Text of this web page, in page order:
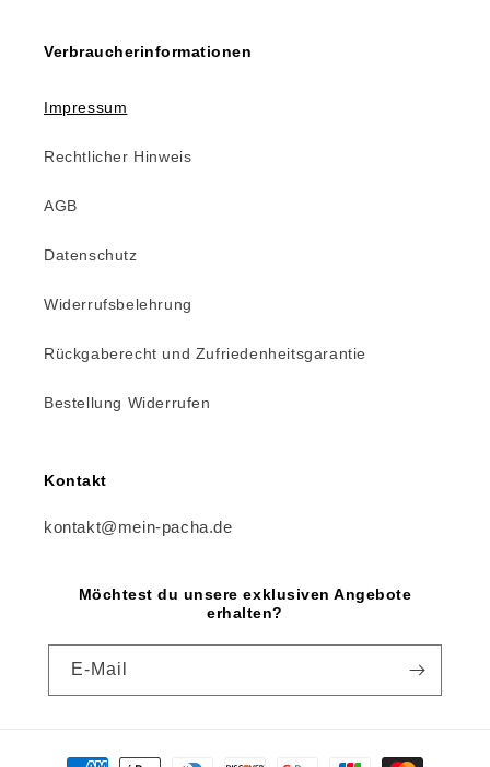
Verbraucherinformationen
Impressum
Rechtlicher Hinweis
AGB
Datenschutz
Widerrufsbelehrung
Rückgaberecht und Zufriedenheitsgarantie
Bestellung Widerrufen
Kontakt
kontakt@mein-pacha.de
Möchtest du unsere exklusiven Angebote
erhalten?
E-Mail
Zahlungsmethoden